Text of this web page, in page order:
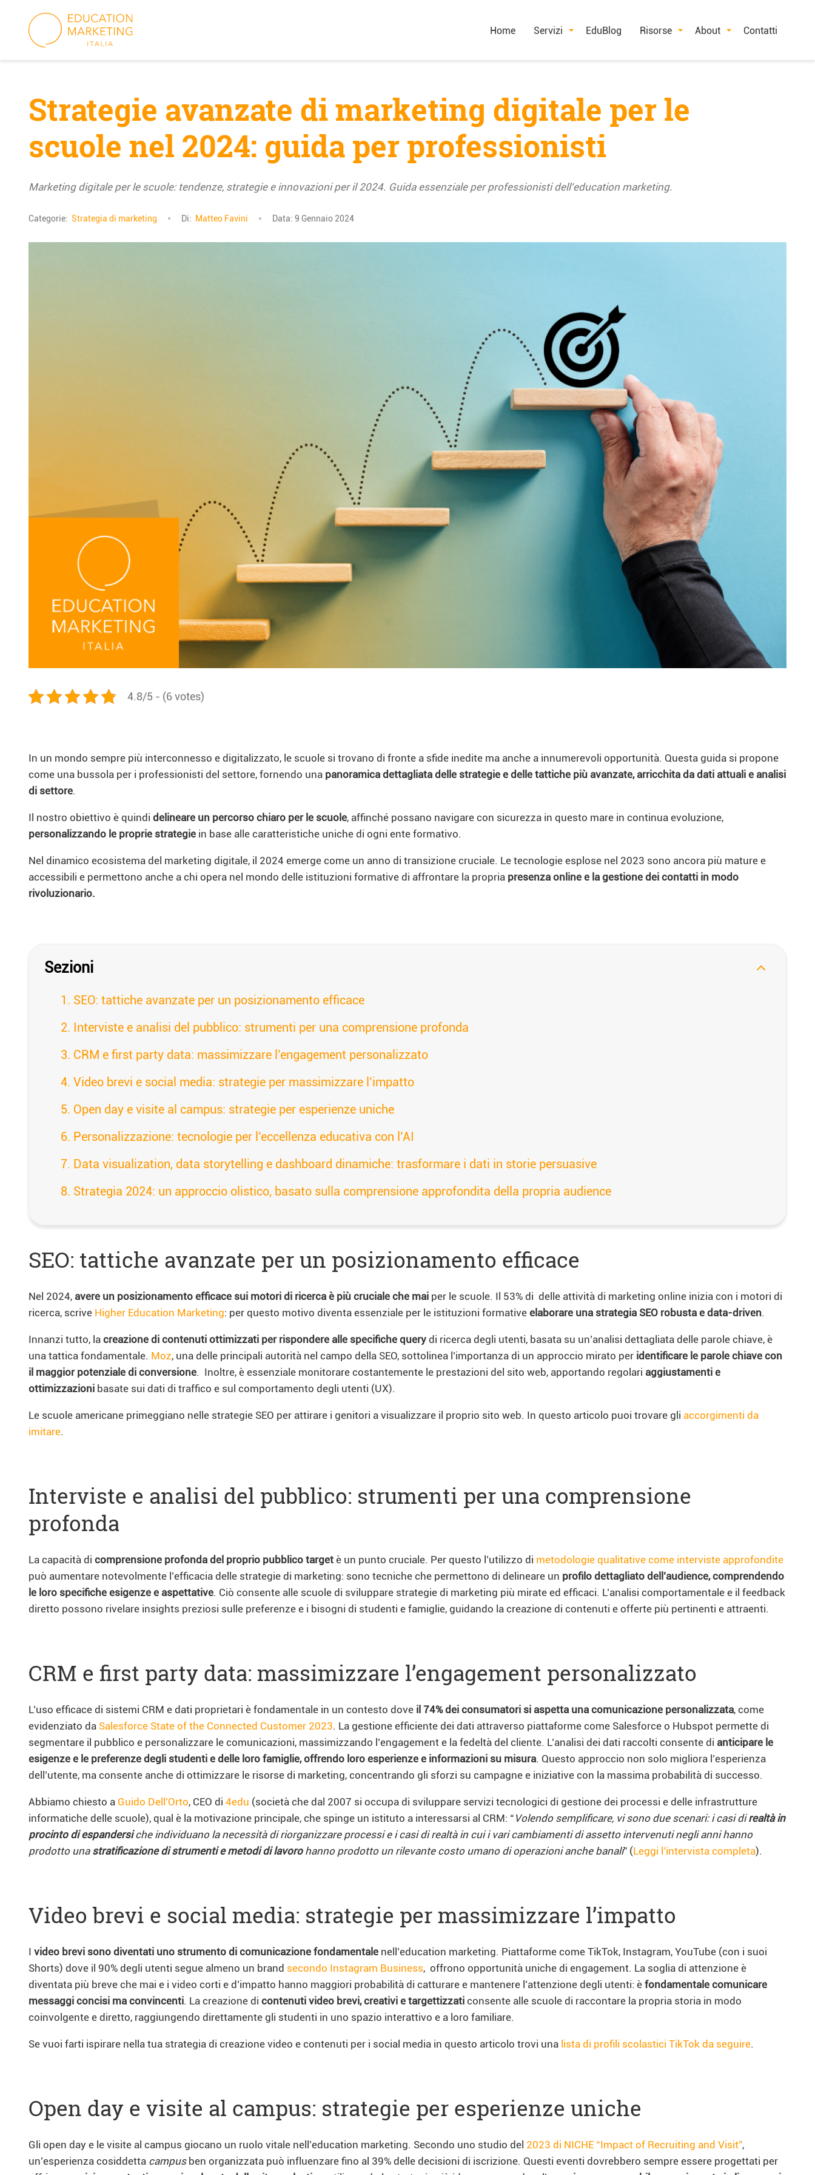
content
Home Servizi EduBlog Risorse About Contatti
Strategie avanzate di marketing digitale per le
scuole nel 2024: guida per professionisti
Marketing digitale per le scuole: tendenze, strategie e innovazioni per il 2024. Guida essenziale per professionisti dell'education marketing.
Categorie: Strategia di marketing Di: Matteo Favini Data: 9 Gennaio 2024
4.8/5 - (6 votes)
In un mondo sempre più interconnesso e digitalizzato, le scuole si trovano di fronte a sfide inedite ma anche a innumerevoli opportunità. Questa guida si propone
come una bussola per i professionisti del settore, fornendo una panoramica dettagliata delle strategie e delle tattiche più avanzate, arricchita da dati attuali e analisi
di settore.
Il nostro obiettivo è quindi delineare un percorso chiaro per le scuole, affinché possano navigare con sicurezza in questo mare in continua evoluzione,
personalizzando le proprie strategie in base alle caratteristiche uniche di ogni ente formativo.
Nel dinamico ecosistema del marketing digitale, il 2024 emerge come un anno di transizione cruciale. Le tecnologie esplose nel 2023 sono ancora più mature e
accessibili e permettono anche a chi opera nel mondo delle istituzioni formative di affrontare la propria presenza online e la gestione dei contatti in modo
rivoluzionario.
Sezioni
SEO: tattiche avanzate per un posizionamento efficace
Interviste e analisi del pubblico: strumenti per una comprensione profonda
CRM e first party data: massimizzare l’engagement personalizzato
Video brevi e social media: strategie per massimizzare l’impatto
Open day e visite al campus: strategie per esperienze uniche
Personalizzazione: tecnologie per l’eccellenza educativa con l’AI
Data visualization, data storytelling e dashboard dinamiche: trasformare i dati in storie persuasive
Strategia 2024: un approccio olistico, basato sulla comprensione approfondita della propria audience
SEO: tattiche avanzate per un posizionamento efficace
Nel 2024, avere un posizionamento efficace sui motori di ricerca è più cruciale che mai per le scuole. Il 53% di delle attività di marketing online inizia con i motori di
ricerca, scrive Higher Education Marketing: per questo motivo diventa essenziale per le istituzioni formative elaborare una strategia SEO robusta e data-driven.
Innanzi tutto, la creazione di contenuti ottimizzati per rispondere alle specifiche query di ricerca degli utenti, basata su un’analisi dettagliata delle parole chiave, è
una tattica fondamentale. Moz, una delle principali autorità nel campo della SEO, sottolinea l’importanza di un approccio mirato per identificare le parole chiave con
il maggior potenziale di conversione. Inoltre, è essenziale monitorare costantemente le prestazioni del sito web, apportando regolari aggiustamenti e
ottimizzazioni basate sui dati di traffico e sul comportamento degli utenti (UX).
Le scuole americane primeggiano nelle strategie SEO per attirare i genitori a visualizzare il proprio sito web. In questo articolo puoi trovare gli accorgimenti da
imitare.
Interviste e analisi del pubblico: strumenti per una comprensione
profonda
La capacità di comprensione profonda del proprio pubblico target è un punto cruciale. Per questo l’utilizzo di metodologie qualitative come interviste approfondite
può aumentare notevolmente l’efficacia delle strategie di marketing: sono tecniche che permettono di delineare un profilo dettagliato dell’audience, comprendendo
le loro specifiche esigenze e aspettative. Ciò consente alle scuole di sviluppare strategie di marketing più mirate ed efficaci. L’analisi comportamentale e il feedback
diretto possono rivelare insights preziosi sulle preferenze e i bisogni di studenti e famiglie, guidando la creazione di contenuti e offerte più pertinenti e attraenti.
CRM e first party data: massimizzare l’engagement personalizzato
L’uso efficace di sistemi CRM e dati proprietari è fondamentale in un contesto dove il 74% dei consumatori si aspetta una comunicazione personalizzata, come
evidenziato da Salesforce State of the Connected Customer 2023. La gestione efficiente dei dati attraverso piattaforme come Salesforce o Hubspot permette di
segmentare il pubblico e personalizzare le comunicazioni, massimizzando l’engagement e la fedeltà del cliente. L’analisi dei dati raccolti consente di anticipare le
esigenze e le preferenze degli studenti e delle loro famiglie, offrendo loro esperienze e informazioni su misura. Questo approccio non solo migliora l’esperienza
dell’utente, ma consente anche di ottimizzare le risorse di marketing, concentrando gli sforzi su campagne e iniziative con la massima probabilità di successo.
Abbiamo chiesto a Guido Dell’Orto, CEO di 4edu (società che dal 2007 si occupa di sviluppare servizi tecnologici di gestione dei processi e delle infrastrutture
informatiche delle scuole), qual è la motivazione principale, che spinge un istituto a interessarsi al CRM: “ Volendo semplificare, vi sono due scenari: i casi direaltà in
procinto di espandersiche individuano la necessità di riorganizzare processi e i casi di realtà in cui i vari cambiamenti di assetto intervenuti negli anni hanno
prodotto una stratificazione di strumenti e metodi di lavorohanno prodotto un rilevante costo umano di operazioni anche banali” (Leggi l’intervista completa).
Video brevi e social media: strategie per massimizzare l’impatto
I video brevi sono diventati uno strumento di comunicazione fondamentale nell’education marketing. Piattaforme come TikTok, Instagram, YouTube (con i suoi
Shorts) dove il 90% degli utenti segue almeno un brand secondo Instagram Business, offrono opportunità uniche di engagement. La soglia di attenzione è
diventata più breve che mai e i video corti e d’impatto hanno maggiori probabilità di catturare e mantenere l’attenzione degli utenti: è fondamentale comunicare
messaggi concisi ma convincenti. La creazione di contenuti video brevi, creativi e targettizzati consente alle scuole di raccontare la propria storia in modo
coinvolgente e diretto, raggiungendo direttamente gli studenti in uno spazio interattivo e a loro familiare.
Se vuoi farti ispirare nella tua strategia di creazione video e contenuti per i social media in questo articolo trovi una lista di profili scolastici TikTok da seguire.
Open day e visite al campus: strategie per esperienze uniche
Gli open day e le visite al campus giocano un ruolo vitale nell’education marketing. Secondo uno studio del 2023 di NICHE “Impact of Recruiting and Visit”,
un’esperienza cosiddetta campus ben organizzata può influenzare fino al 39% delle decisioni di iscrizione. Questi eventi dovrebbero sempre essere progettati per